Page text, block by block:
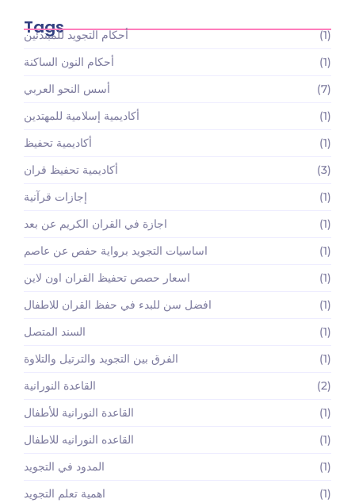
Tags
أحكام التجويد للمبتدئين
(1)
أحكام النون الساكنة
(1)
أسس النحو العربي
(7)
أكاديمية إسلامية للمهتدين
(1)
أكاديمية تحفيظ
(1)
أكاديمية تحفيظ قران
(3)
إجازات قرآنية
(1)
اجازة في القران الكريم عن بعد
(1)
اساسيات التجويد برواية حفص عن عاصم
(1)
اسعار حصص تحفيظ القران اون لاين
(1)
افضل سن للبدء في حفظ القران للاطفال
(1)
السند المتصل
(1)
الفرق بين التجويد والترتيل والتلاوة
(1)
القاعدة النورانية
(2)
القاعدة النورانية للأطفال
(1)
القاعده النورانيه للاطفال
(1)
المدود في التجويد
(1)
اهمية تعلم التجويد
(1)